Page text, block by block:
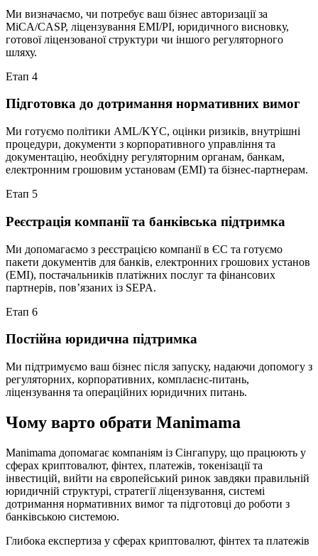
Ми визначаємо, чи потребує ваш бізнес авторизації за
MiCA/CASP, ліцензування EMI/PI, юридичного висновку,
готової ліцензованої структури чи іншого регуляторного
шляху.
Етап 4
Підготовка до дотримання нормативних вимог
Ми готуємо політики AML/KYC, оцінки ризиків, внутрішні
процедури, документи з корпоративного управління та
документацію, необхідну регуляторним органам, банкам,
електронним грошовим установам (EMI) та бізнес-партнерам.
Етап 5
Реєстрація компанії та банківська підтримка
Ми допомагаємо з реєстрацією компанії в ЄС та готуємо
пакети документів для банків, електронних грошових установ
(EMI), постачальників платіжних послуг та фінансових
партнерів, пов’язаних із SEPA.
Етап 6
Постійна юридична підтримка
Ми підтримуємо ваш бізнес після запуску, надаючи допомогу з
регуляторних, корпоративних, комплаєнс-питань,
ліцензування та операційних юридичних питань.
Чому варто обрати Manimama
Manimama допомагає компаніям із Сінгапуру, що працюють у
сферах криптовалют, фінтех, платежів, токенізації та
інвестицій, вийти на європейський ринок завдяки правильній
юридичній структурі, стратегії ліцензування, системі
дотримання нормативних вимог та підготовці до роботи з
банківською системою.
Глибока експертиза у сферах криптовалют, фінтех та платежів